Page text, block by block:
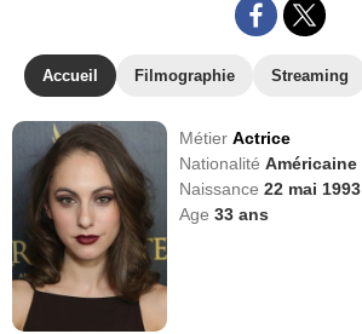
Accueil Filmographie Streaming
MétierActrice
NationalitéAméricaine
Naissance22 mai 1993
Age33 ans